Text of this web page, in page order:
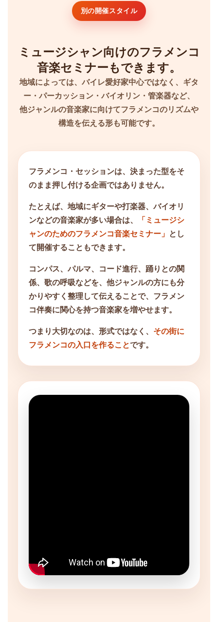
別の開催スタイル
ミュージシャン向けのフラメンコ
音楽セミナーもできます。
地域によっては、バイレ愛好家中心ではなく、ギタ
ー・パーカッション・バイオリン・管楽器など、
他ジャンルの音楽家に向けてフラメンコのリズムや
構造を伝える形も可能です。
フラメンコ・セッションは、決まった型をそ
のまま押し付ける企画ではありません。
たとえば、地域にギターや打楽器、バイオリ
ンなどの音楽家が多い場合は、
「ミュージシ
ャンのためのフラメンコ音楽セミナー」 とし
て開催することもできます。
コンパス、パルマ、コード進行、踊りとの関
係、歌の呼吸などを、他ジャンルの方にも分
かりやすく整理して伝えることで、フラメン
コ伴奏に関心を持つ音楽家を増やせます。
つまり大切なのは、形式ではなく、 その街に
フラメンコの入口を作ることです。